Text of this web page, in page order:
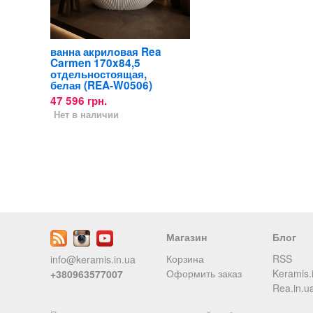
ванна акриловая Rea
Carmen 170x84,5
отдельностоящая,
белая (REA-W0506)
47 596 грн.
Нет в наличии
info@keramis.in.ua
+380963577007
Магазин
Корзина
Оформить заказ
Блог
RSS